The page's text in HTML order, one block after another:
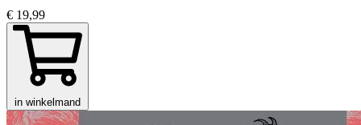
€ 19,99
in winkelmand